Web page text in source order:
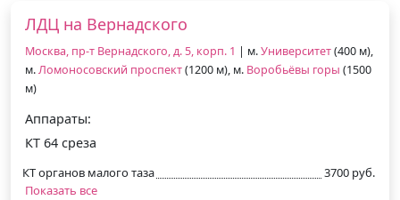
ЛДЦ на Вернадского
Москва, пр-т Вернадского, д. 5, корп. 1 | м.Университет(400 м),
м.Ломоносовский проспект(1200 м), м. Воробьёвы горы (1500
м)
Аппараты:
КТ 64 среза
КТ органов малого таза
3700 руб.
Показать все